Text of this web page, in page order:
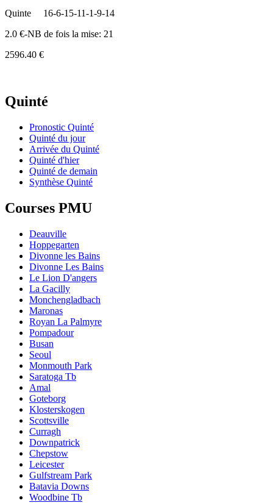
Quinte
16-6-15-11-1-9-14
2.0 €-NB de fois la mise: 21
2596.40 €
Quinté
Pronostic Quinté
Quinté du jour
Arrivée du Quinté
Quinté d'hier
Quinté de demain
Synthèse Quinté
Courses PMU
Deauville
Hoppegarten
Divonne les Bains
Divonne Les Bains
Le Lion D'angers
La Gacilly
Monchengladbach
Maronas
Royan La Palmyre
Pompadour
Busan
Seoul
Monmouth Park
Saratoga Tb
Amal
Goteborg
Klosterskogen
Scottsville
Curragh
Downpatrick
Chepstow
Leicester
Gulfstream Park
Batavia Downs
Woodbine Tb